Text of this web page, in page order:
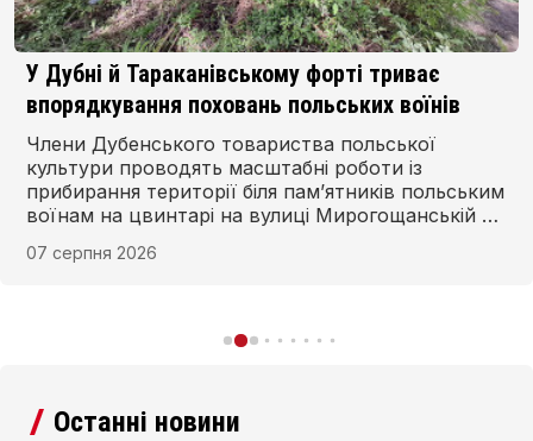
У Дубні й Тараканівському форті триває
впорядкування поховань польських воїнів
Члени Дубенського товариства польської
культури проводять масштабні роботи із
прибирання території біля пам’ятників польським
воїнам на цвинтарі на вулиці Мирогощанській у
07 серпня 2026
Останні новини